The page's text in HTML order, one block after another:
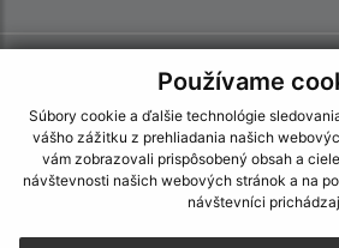
Používame
Súbory cookie a ďalšie technológie
vášho zážitku z prehliadania našich
vám zobrazovali prispôsobený obsah a
návštevnosti našich webových stránok a na
návštevníci